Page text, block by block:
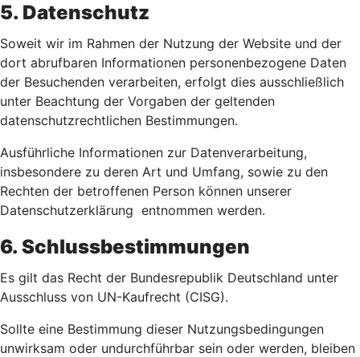
5. Datenschutz
Soweit wir im Rahmen der Nutzung der Website und der
dort abrufbaren Informationen personenbezogene Daten
der Besuchenden verarbeiten, erfolgt dies ausschließlich
unter Beachtung der Vorgaben der geltenden
datenschutzrechtlichen Bestimmungen.
Ausführliche Informationen zur Datenverarbeitung,
insbesondere zu deren Art und Umfang, sowie zu den
Rechten der betroffenen Person können unserer
Datenschutzerklärung entnommen werden.
6. Schlussbestimmungen
Es gilt das Recht der Bundesrepublik Deutschland unter
Ausschluss von UN-Kaufrecht (CISG).
Sollte eine Bestimmung dieser Nutzungsbedingungen
unwirksam oder undurchführbar sein oder werden, bleiben